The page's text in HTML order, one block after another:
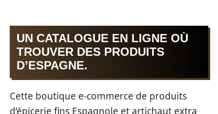
UN CATALOGUE EN LIGNE OÙ
TROUVER DES PRODUITS
D’ESPAGNE.
Cette boutique e-commerce de produits
d’épicerie fins Espagnole et artichaut extra